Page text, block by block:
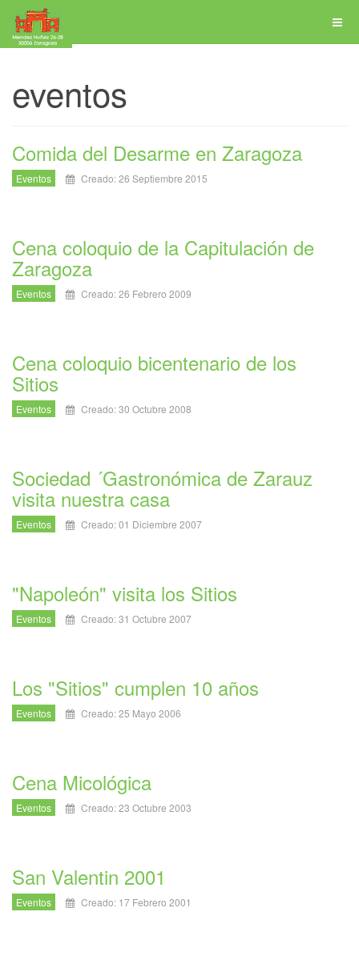
eventos
Comida del Desarme en Zaragoza
Eventos Creado: 26 Septiembre 2015
Cena coloquio de la Capitulación de
Zaragoza
Eventos Creado: 26 Febrero 2009
Cena coloquio bicentenario de los
Sitios
Eventos Creado: 30 Octubre 2008
Sociedad ´Gastronómica de Zarauz
visita nuestra casa
Eventos Creado: 01 Diciembre 2007
"Napoleón" visita los Sitios
Eventos Creado: 31 Octubre 2007
Los "Sitios" cumplen 10 años
Eventos Creado: 25 Mayo 2006
Cena Micológica
Eventos Creado: 23 Octubre 2003
San Valentin 2001
Eventos Creado: 17 Febrero 2001